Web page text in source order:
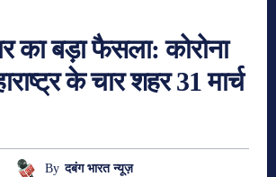
का बड़ा फैसला: कोरोना
के चार शहर 31 मार्च
By दबंग भारत न्यूज़